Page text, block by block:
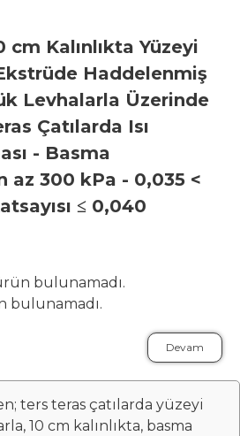
cm Kalınlıkta Yüzeyi
Haddelenmiş
Levhalarla Üzerinde
Çatılarda Isı
- Basma
az 300 kPa - 0,035 <
≤ 0,040
bulunamadı.
bulunamadı.
Devam
ters teras çatılarda yüzeyi
10 cm kalınlıkta, basma